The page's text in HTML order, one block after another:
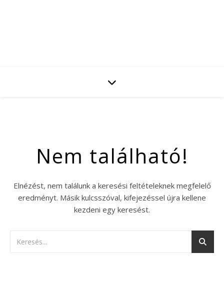
Nem található!
Elnézést, nem találunk a keresési feltételeknek megfelelő
eredményt. Másik kulcsszóval, kifejezéssel újra kellene
kezdeni egy keresést.